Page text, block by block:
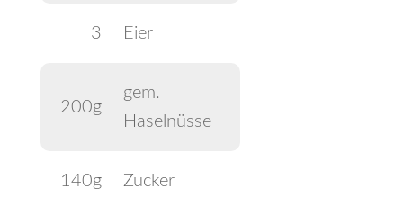
3 Eier
200g
gem.
Haselnüsse
140g Zucker